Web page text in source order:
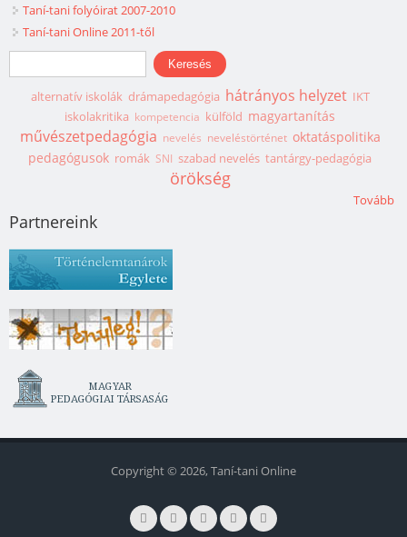
Taní-tani folyóirat 2007-2010
Taní-tani Online 2011-től
Keresés űrlap
Keresés
alternatív iskolák drámapedagógia hátrányos helyzet IKT
iskolakritika kompetencia külföld magyartanítás
művészetpedagógia nevelés neveléstörténet oktatáspolitika
pedagógusok romák SNI szabad nevelés tantárgy-pedagógia
örökség
Tovább
Partnereink
Copyright © 2026, Taní-tani Online